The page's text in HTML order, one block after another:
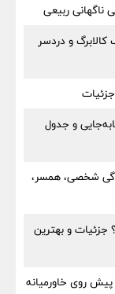
ناگهانی ربیعی
کالابرگ و دردسر
و جدول
شخصی، همسر،
می‌دهد؟ جزئیات و بهترین
می‌شود؟ ۳ سناریوی پیش روی خاورمیانه